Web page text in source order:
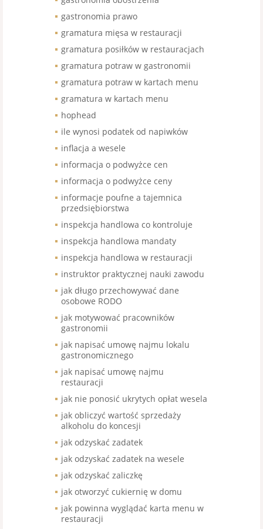
gastronomia prawo
gramatura mięsa w restauracji
gramatura posiłków w restauracjach
gramatura potraw w gastronomii
gramatura potraw w kartach menu
gramatura w kartach menu
hophead
ile wynosi podatek od napiwków
inflacja a wesele
informacja o podwyżce cen
informacja o podwyżce ceny
informacje poufne a tajemnica
przedsiębiorstwa
inspekcja handlowa co kontroluje
inspekcja handlowa mandaty
inspekcja handlowa w restauracji
instruktor praktycznej nauki zawodu
jak długo przechowywać dane
osobowe RODO
jak motywować pracowników
gastronomii
jak napisać umowę najmu lokalu
gastronomicznego
jak napisać umowę najmu
restauracji
jak nie ponosić ukrytych opłat wesela
jak obliczyć wartość sprzedaży
alkoholu do koncesji
jak odzyskać zadatek
jak odzyskać zadatek na wesele
jak odzyskać zaliczkę
jak otworzyć cukiernię w domu
jak powinna wyglądać karta menu w
restauracji